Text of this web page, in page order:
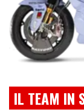
IL TEAM IN